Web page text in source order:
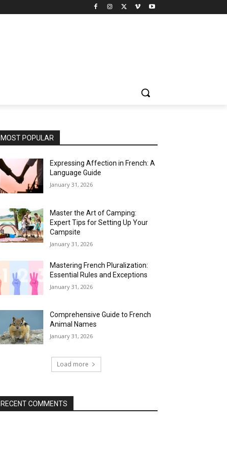
MOST POPULAR
Expressing Affection in French: A
Language Guide
January 31, 2026
Master the Art of Camping:
Expert Tips for Setting Up Your
Campsite
January 31, 2026
Mastering French Pluralization:
Essential Rules and Exceptions
January 31, 2026
Comprehensive Guide to French
Animal Names
January 31, 2026
Load more
RECENT COMMENTS